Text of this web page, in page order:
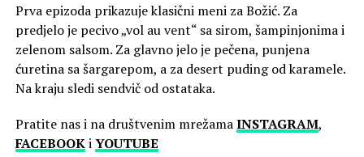
Prva epizoda prikazuje klasični meni za Božić. Za
predjelo je pecivo „vol au vent“ sa sirom, šampinjonima i
zelenom salsom. Za glavno jelo je pečena, punjena
ćuretina sa šargarepom, a za desert puding od karamele.
Na kraju sledi sendvič od ostataka.
Pratite nas i na društvenim mrežamaINSTAGRAM,
FACEBOOKiYOUTUBE